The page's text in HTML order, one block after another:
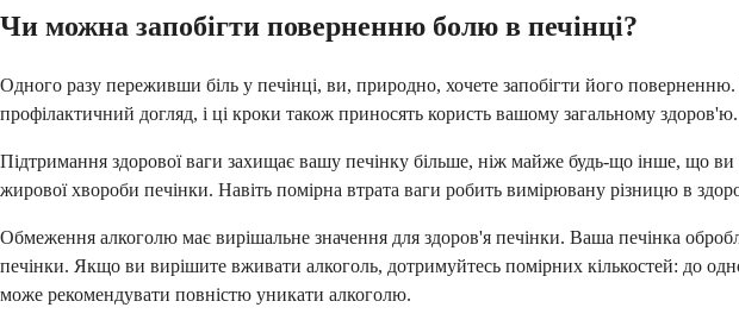
Чи можна запобігти поверненню болю в печінці?
Одного разу переживши біль у печінці, ви, природно, хочете запобігти його
профілактичний догляд, і ці кроки також приносять користь вашому загальному здоров'ю.
Підтримання здорової ваги захищає вашу печінку більше, ніж майже будь-що інше, що
жирової хвороби печінки. Навіть помірна втрата ваги робить вимірювану різницю в
Обмеження алкоголю має вирішальне значення для здоров'я печінки. Ваша печінка
печінки. Якщо ви вирішите вживати алкоголь, дотримуйтесь помірних кількостей: до
може рекомендувати повністю уникати алкоголю.